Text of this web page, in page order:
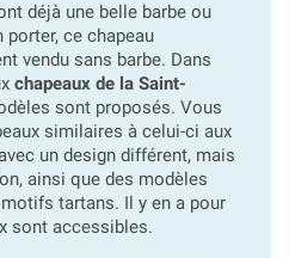
déjà une belle barbe ou
ce chapeau
vendu sans barbe. Dans
chapeaux de la Saint-
sont proposés. Vous
similaires à celui-ci aux
un design différent, mais
ainsi que des modèles
tartans. Il y en a pour
sont accessibles.